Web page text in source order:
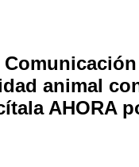
animal
AHORA